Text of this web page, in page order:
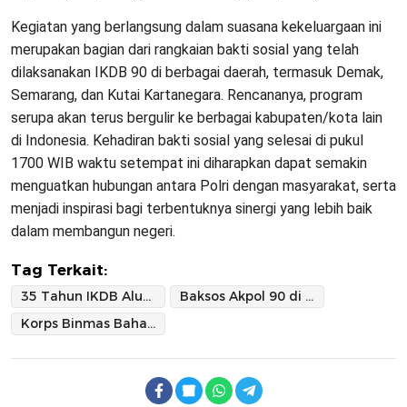
Kegiatan yang berlangsung dalam suasana kekeluargaan ini
merupakan bagian dari rangkaian bakti sosial yang telah
dilaksanakan IKDB 90 di berbagai daerah, termasuk Demak,
Semarang, dan Kutai Kartanegara. Rencananya, program
serupa akan terus bergulir ke berbagai kabupaten/kota lain
di Indonesia. Kehadiran bakti sosial yang selesai di pukul
1700 WIB waktu setempat ini diharapkan dapat semakin
menguatkan hubungan antara Polri dengan masyarakat, serta
menjadi inspirasi bagi terbentuknya sinergi yang lebih baik
dalam membangun negeri.
Tag Terkait:
35 Tahun IKDB Alumni Akpol 90
Baksos Akpol 90 di Rempang
Korps Binmas Baharkam Polri